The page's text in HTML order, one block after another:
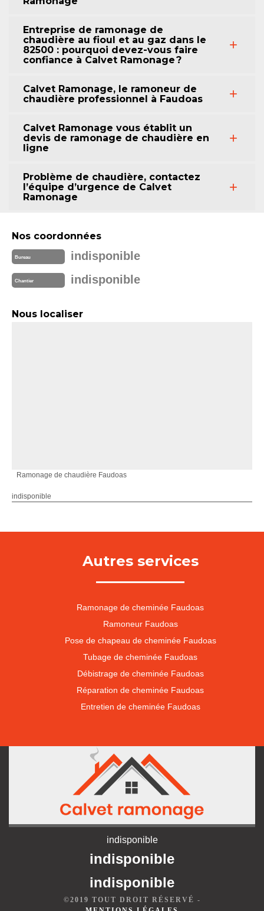
Entreprise de ramonage de
chaudière au fioul et au gaz dans le
82500 : pourquoi devez-vous faire
confiance à Calvet Ramonage ?
Calvet Ramonage, le ramoneur de
chaudière professionnel à Faudoas
Calvet Ramonage vous établit un
devis de ramonage de chaudière en
ligne
Problème de chaudière, contactez
l’équipe d’urgence de Calvet
Ramonage
Nos coordonnées
Bureau indisponible
Chantier indisponible
Nous localiser
Ramonage de chaudière Faudoas
indisponible
Autres services
Ramonage de cheminée Faudoas
Ramoneur Faudoas
Pose de chapeau de cheminée Faudoas
Tubage de cheminée Faudoas
Débistrage de cheminée Faudoas
Réparation de cheminée Faudoas
Entretien de cheminée Faudoas
indisponible
indisponible
indisponible
©2019 TOUT DROIT RÉSERVÉ -